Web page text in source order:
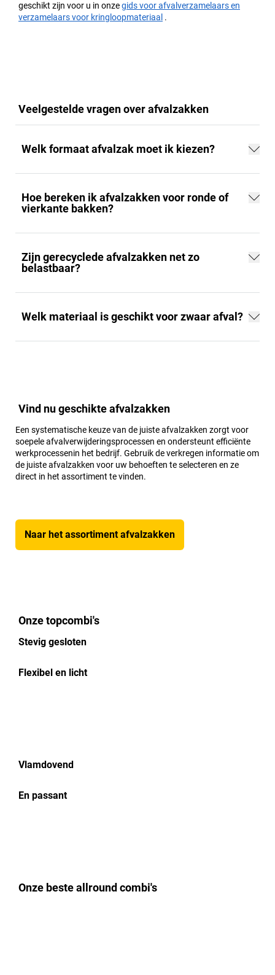
geschikt zijn voor u in onzegids voor afvalverzamelaars en
verzamelaars voor kringloopmateriaal .
Veelgestelde vragen over afvalzakken
Welk formaat afvalzak moet ik kiezen?
Hoe bereken ik afvalzakken voor ronde of
vierkante bakken?
Zijn gerecyclede afvalzakken net zo
belastbaar?
Welk materiaal is geschikt voor zwaar afval?
Vind nu geschikte afvalzakken
Een systematische keuze van de juiste afvalzakken zorgt voor
soepele afvalverwijderingsprocessen en ondersteunt efficiënte
werkprocessenin het bedrijf. Gebruik de verkregen informatie om
de juiste afvalzakken voor uw behoeften te selecteren en ze
direct in het assortiment te vinden.
Naar het assortiment afvalzakken
Onze topcombi's
Stevig gesloten
Flexibel en licht
Vlamdovend
En passant
Onze beste allround combi's